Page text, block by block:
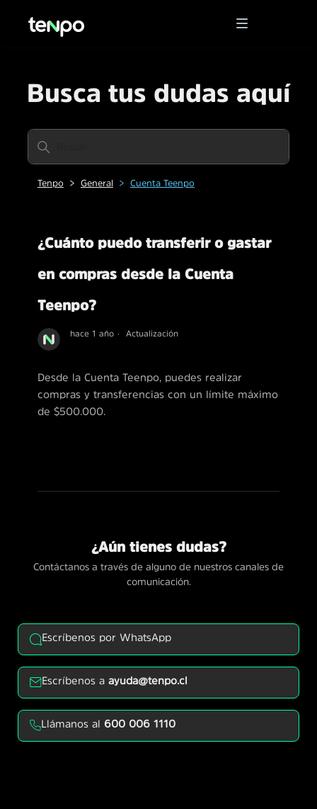
Busca tus dudas aquí
Tenpo General Cuenta Teenpo
¿Cuánto puedo transferir o gastar
en compras desde la Cuenta
Teenpo?
hace 1 año Actualización
Desde la Cuenta Teenpo, puedes realizar
compras y transferencias con un límite máximo
de $500.000.
¿Aún tienes dudas?
Contáctanos a través de alguno de nuestros canales de
comunicación.
Escríbenos por WhatsApp
Escríbenos aayuda@tenpo.cl
Llámanos al 600 006 1110